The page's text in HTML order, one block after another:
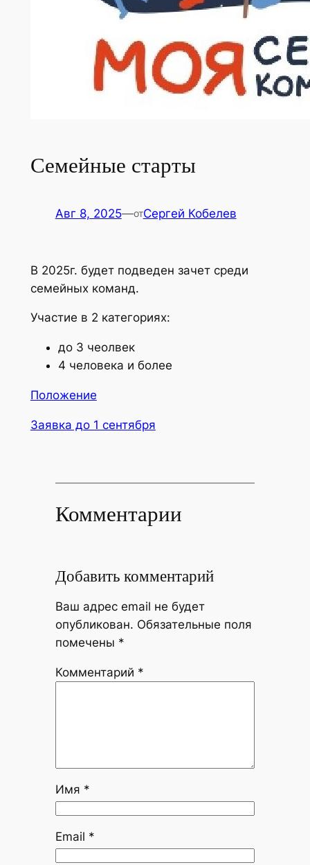
Семейные старты
Авг 8, 2025—отСергей Кобелев
В 2025г. будет подведен зачет среди
семейных команд.
Участие в 2 категориях:
до 3 чеолвек
4 человека и более
Положение
Заявка до 1 сентября
Комментарии
Добавить комментарий
Ваш адрес email не будет
опубликован. Обязательные поля
помечены *
Комментарий *
Имя *
Email *